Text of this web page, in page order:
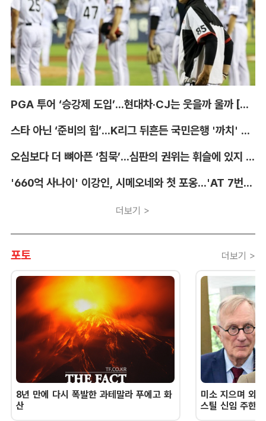
PGA 투어 ‘승강제 도입’...현대차·CJ는 웃을까 울까 [박호윤의 IN&OUT]
스타 아닌 ‘준비의 힘’...K리그 뒤흔든 국민은행 '까치' 사단 [이영규의 비욘더매치]
오심보다 더 뼈아픈 ‘침묵’...심판의 권위는 휘슬에 있지 않다 [박순규의 창]
'660억 사나이' 이강인, 시메오네와 첫 포옹...'AT 7번' 데뷔 초읽기
더보기 >
포토 더보기 >
8년 만에 다시 폭발한 과테말라 푸에고 화
산
미소 지으며 외
스틸 신임 주한